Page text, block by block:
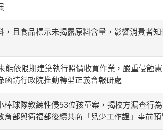
且食品標示未揭露原料含量，影響消費者
能依限期建築執行照價收買作業，嚴重侵蝕
函請行政院推動轉型正義會報研處
棒球隊教練性侵53位孩童案，揭校方漏查行
育部與衛福部後續共商「兒少工作證」事前